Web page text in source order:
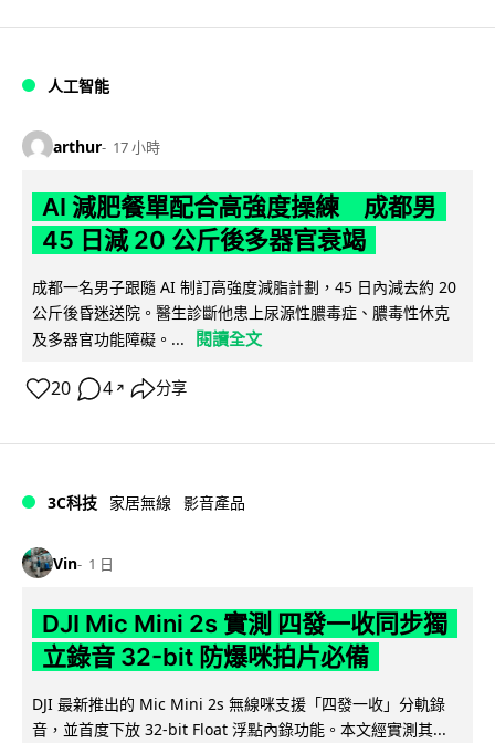
人工智能
arthur 17 小時
AI 減肥餐單配合高強度操練 成都男
45 日減 20 公斤後多器官衰竭
成都一名男子跟隨 AI 制訂高強度減脂計劃，45 日內減去約 20
公斤後昏迷送院。醫生診斷他患上尿源性膿毒症、膿毒性休克
及多器官功能障礙。...
閱讀全文
20 4 ↗ 分享
3C科技 家居無線 影音產品
Vin 1 日
DJI Mic Mini 2s 實測 四發一收同步獨
立錄音 32-bit 防爆咪拍片必備
DJI 最新推出的 Mic Mini 2s 無線咪支援「四發一收」分軌錄
音，並首度下放 32-bit Float 浮點內錄功能。本文經實測其...